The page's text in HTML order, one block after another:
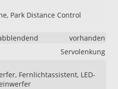
Park Distance Control
vorhanden
Servolenkung
Fernlichtassistent, LED-